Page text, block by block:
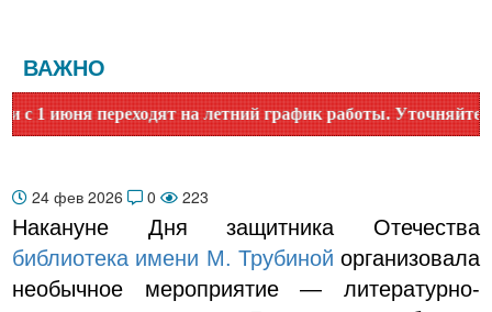
ВАЖНО
переходят на летний график работы. Уточняйте
24 фев 2026 0 223
Накануне Дня защитника Отечества
библиотека имени М. Трубиной организовала
необычное мероприятие — литературно-